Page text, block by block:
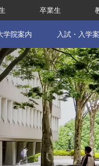
卒業生
学院案内 入試・入学